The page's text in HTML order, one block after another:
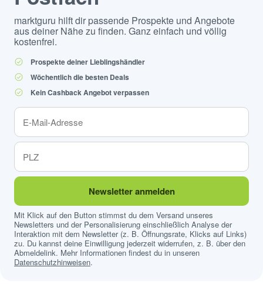
marktguru hilft dir passende Prospekte und Angebote
aus deiner Nähe zu finden. Ganz einfach und völlig
kostenfrei.
Prospekte deiner Lieblingshändler
Wöchentlich die besten Deals
Kein Cashback Angebot verpassen
Newsletter anmelden
Mit Klick auf den Button stimmst du dem Versand unseres
Newsletters und der Personalisierung einschließlich Analyse der
Interaktion mit dem Newsletter (z. B. Öffnungsrate, Klicks auf Links)
zu. Du kannst deine Einwilligung jederzeit widerrufen, z. B. über den
Abmeldelink. Mehr Informationen findest du in unseren
Datenschutzhinweisen.